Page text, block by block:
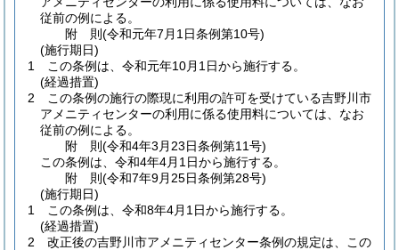
従前の例による。
附 則(令和元年7月1日条例第10号)
(施行期日)
1
この条例は、令和元年10月1日から施行する。
(経過措置)
2
この条例の施行の際現に利用の許可を受けている吉野川市
アメニティセンターの利用に係る使用料については、なお
従前の例による。
附 則(令和4年3月23日条例第11号)
この条例は、令和4年4月1日から施行する。
附 則(令和7年9月25日条例第28号)
(施行期日)
1
この条例は、令和8年4月1日から施行する。
(経過措置)
2
改正後の吉野川市アメニティセンター条例の規定は、この